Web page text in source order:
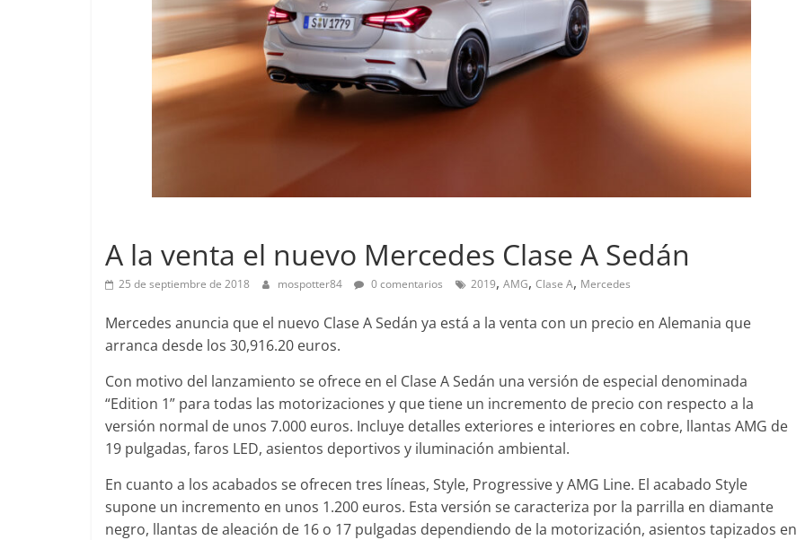
A la venta el nuevo Mercedes Clase A Sedán
25 de septiembre de 2018 mospotter84 0 comentarios 2019, AMG, Clase A, Mercedes
Mercedes anuncia que el nuevo Clase A Sedán ya está a la venta con un precio en Alemania que
arranca desde los 30,916.20 euros.
Con motivo del lanzamiento se ofrece en el Clase A Sedán una versión de especial denominada
“Edition 1” para todas las motorizaciones y que tiene un incremento de precio con respecto a la
versión normal de unos 7.000 euros. Incluye detalles exteriores e interiores en cobre, llantas AMG de
19 pulgadas, faros LED, asientos deportivos y iluminación ambiental.
En cuanto a los acabados se ofrecen tres líneas, Style, Progressive y AMG Line. El acabado Style
supone un incremento en unos 1.200 euros. Esta versión se caracteriza por la parrilla en diamante
negro, llantas de aleación de 16 o 17 pulgadas dependiendo de la motorización, asientos tapizados en
probamos el Smart fortwo
EQ
1.0 TSI 115cv DSG
12 de abril de 2021
Clásicos
Clase S Coupé W140: 30
años de uno de los
Mercedes-Benz más caros
31 de enero de 2022 mospotter84
Clásicos
deportividad
25 de julio de 2022 mospotter84